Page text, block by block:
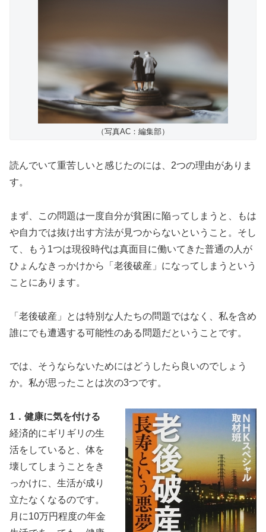
（写真AC：編集部）
読んでいて重苦しいと感じたのには、2つの理由がありま
す。
まず、この問題は一度自分が貧困に陥ってしまうと、もは
や自力では抜け出す方法が見つからないということ。そし
て、もう1つは現役時代は真面目に働いてきた普通の人が
ひょんなきっかけから「老後破産」になってしまうという
ことにあります。
「老後破産」とは特別な人たちの問題ではなく、私を含め
誰にでも遭遇する可能性のある問題だということです。
では、そうならないためにはどうしたら良いのでしょう
か。私が思ったことは次の3つです。
1．健康に気を付ける
経済的にギリギリの生
活をしていると、体を
壊してしまうことをき
っかけに、生活が成り
立たなくなるのです。
月に10万円程度の年金